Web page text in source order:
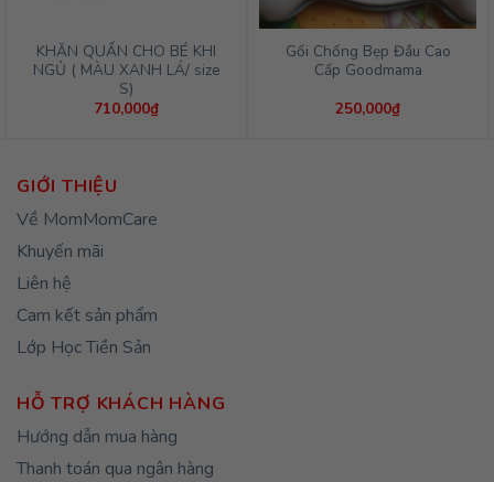
KHĂN QUẤN CHO BÉ KHI
NGỦ ( MÀU XANH LÁ/ size
S)
710,000₫
Gối Chống Bẹp Đầu Cao
Cấp Goodmama
250,000₫
GIỚI THIỆU
Về MomMomCare
Khuyến mãi
Liên hệ
Cam kết sản phẩm
Lớp Học Tiền Sản
HỖ TRỢ KHÁCH HÀNG
Hướng dẫn mua hàng
Thanh toán qua ngân hàng